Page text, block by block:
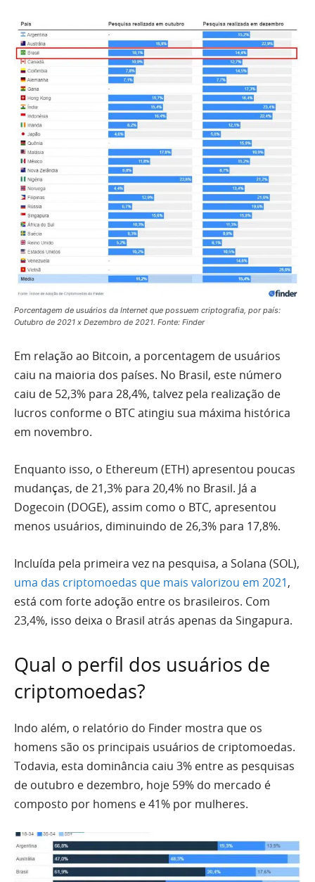
Porcentagem de usuários da Internet que possuem criptografia, por país:
Outubro de 2021 x Dezembro de 2021. Fonte: Finder
Em relação ao Bitcoin, a porcentagem de usuários
caiu na maioria dos países. No Brasil, este número
caiu de 52,3% para 28,4%, talvez pela realização de
lucros conforme o BTC atingiu sua máxima histórica
em novembro.
Enquanto isso, o Ethereum (ETH) apresentou poucas
mudanças, de 21,3% para 20,4% no Brasil. Já a
Dogecoin (DOGE), assim como o BTC, apresentou
menos usuários, diminuindo de 26,3% para 17,8%.
Incluída pela primeira vez na pesquisa, a Solana (SOL),
uma das criptomoedas que mais valorizou em 2021,
está com forte adoção entre os brasileiros. Com
23,4%, isso deixa o Brasil atrás apenas da Singapura.
Qual o perfil dos usuários de
criptomoedas?
Indo além, o relatório do Finder mostra que os
homens são os principais usuários de criptomoedas.
Todavia, esta dominância caiu 3% entre as pesquisas
de outubro e dezembro, hoje 59% do mercado é
composto por homens e 41% por mulheres.